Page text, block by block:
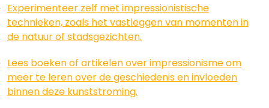
Experimenteer zelf met impressionistische
technieken, zoals het vastleggen van momenten in
de natuur of stadsgezichten.
Lees boeken of artikelen over impressionisme om
meer te leren over de geschiedenis en invloeden
binnen deze kunststroming.